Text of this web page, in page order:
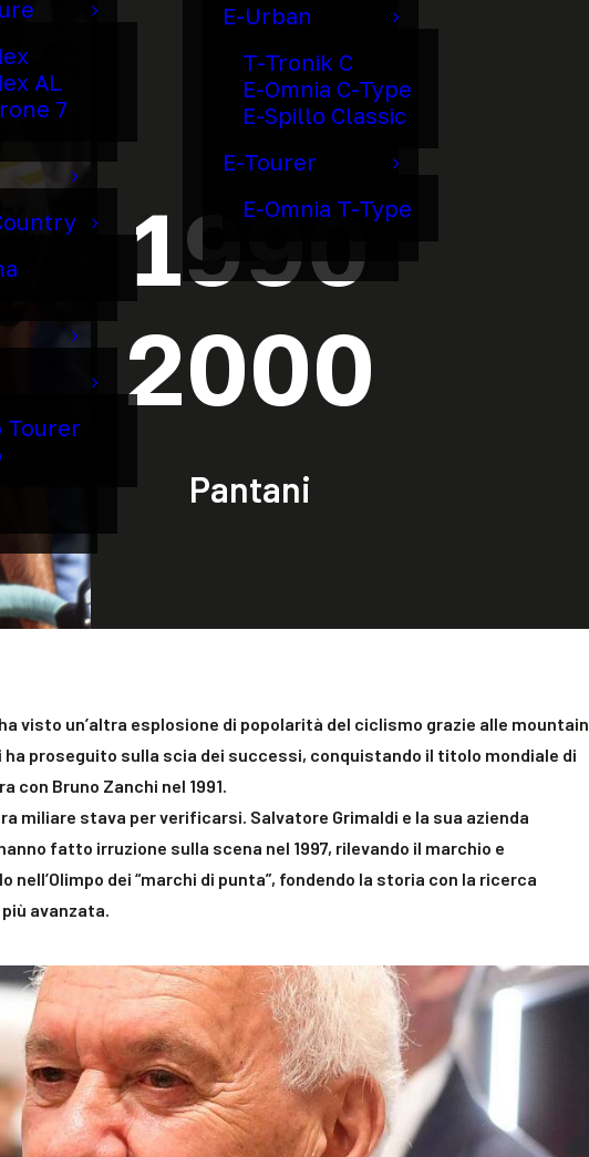
AL
7
Tourer
E-Urban
T-Tronik C
E-Omnia C-Type
E-Spillo Classic
E-Tourer
E-Omnia T-Type
1990
2000
Pantani
visto un’altra esplosione di popolarità del ciclismo grazie alle mountain
ha proseguito sulla scia dei successi, conquistando il titolo mondiale di
con Bruno Zanchi nel 1991.
miliare stava per verificarsi. Salvatore Grimaldi e la sua azienda
fatto irruzione sulla scena nel 1997, rilevando il marchio e
nell’Olimpo dei “marchi di punta”, fondendo la storia con la ricerca
avanzata.